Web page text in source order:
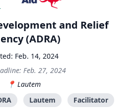
and Relief
(ADRA)
Feb. 14, 2024
Feb. 27, 2024
Lautem
Lautem Facilitator